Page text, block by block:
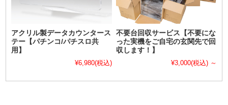
アクリル製データカウンタース
テー【パチンコ/パチスロ共
用】
¥6,980(税込)
不要台回収サービス【不要にな
った実機をご自宅の玄関先で回
収します！】
¥3,000(税込) ～